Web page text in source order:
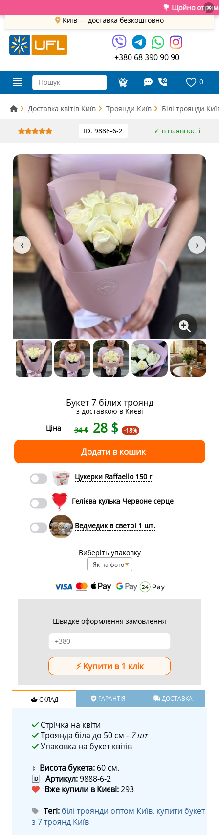
💐 Щойно отримали ×
Київ — доставка безкоштовно
+380 68 390 90 90
0
Доставка квітів Київ Троянди Київ Білі троянди
ID: 9888-6-2 ✓ в наявності
Букет 7 білих троянд
з доставкою в Києві
Ціна
34 $ 28 $ -18%
Цукерки Raffaello 150 г
Гелієва кулька Червоне серце
Ведмедик в светрі 1 шт.
Виберіть упаковку
Як на фото
Швидке оформлення замовлення
СКЛАД ГАРАНТІЯ ДОСТАВКА
Стрічка на квіти
Троянда біла до 50 см - 7 шт
Упаковка на букет квітів
↕ Висота букета: 60 см.
🆔 Артикул:9888-6-2
Вже купили в Києві:293
Тегі: білі троянди оптом Київ, купити букет
з 7 троянд Київ